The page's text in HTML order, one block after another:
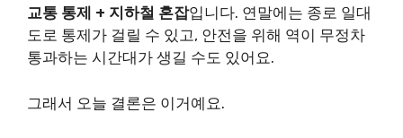
교통 통제 + 지하철 혼잡입니다. 연말에는 종로 일대
도로 통제가 걸릴 수 있고, 안전을 위해 역이 무정차
통과하는 시간대가 생길 수도 있어요.
그래서 오늘 결론은 이거예요.